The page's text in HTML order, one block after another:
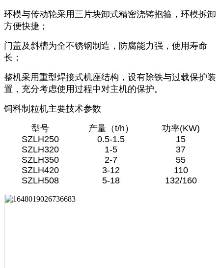
环模与传动轮采用三片块卸式精密浇铸抱箍，环模拆卸
方便快捷；
门盖及斜槽为全不锈钢制造，防腐能力强，使用寿命
长；
整机采用重型焊接式机座结构，设有除铁与过载保护装
置，充分考虑使用过程中对主机的保护。
饲料制粒机主要技术参数
型号
产量（t/h）
功率(KW)
SZLH250
0.5-1.5
15
SZLH320
1-5
37
SZLH350
2-7
55
SZLH420
3-12
110
SZLH508
5-18 132/160